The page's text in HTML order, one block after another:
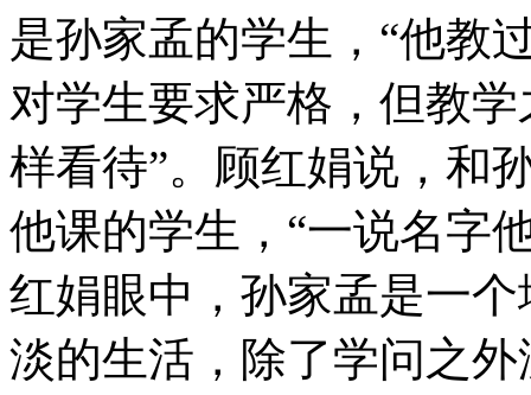
是孙家孟的学生，“他教
对学生要求严格，但教
样看待”。顾红娟说，和
他课的学生，“一说名字
红娟眼中，孙家孟是一
淡的生活，除了学问之